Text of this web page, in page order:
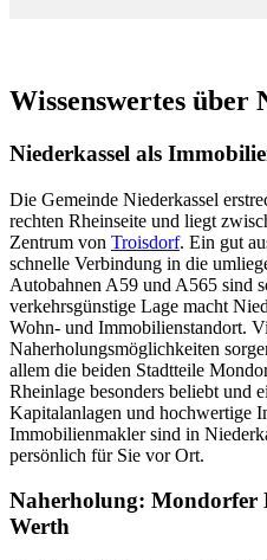
Wissenswertes über
Niederkassel als
Die Gemeinde Niederkassel
rechten Rheinseite und liegt
Zentrum von Troisdorf. Ein gut
schnelle Verbindung in die
Autobahnen A59 und A565 sind
verkehrsgünstige Lage macht
Wohn- und Immobilienstandort.
Naherholungsmöglichkeiten
allem die beiden Stadtteile
Rheinlage besonders beliebt und
Kapitalanlagen und hochwertige
Immobilienmakler sind in
persönlich für Sie vor Ort.
Naherholung: Mondorfer
Werth